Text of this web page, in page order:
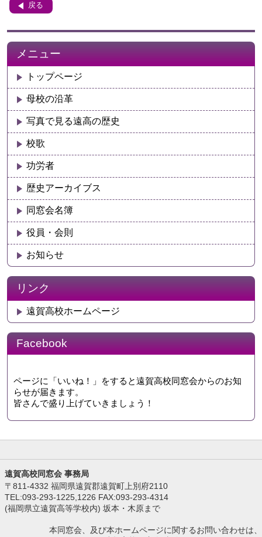
戻る
メニュー
トップページ
母校の沿革
写真で見る遠高の歴史
校歌
功労者
歴史アーカイブス
同窓会名簿
役員・会則
お知らせ
リンク
遠賀高校ホームページ
Facebook
ページに「いいね！」をすると遠賀高校同窓会からのお知
らせが届きます。
皆さんで盛り上げていきましょう！
遠賀高校同窓会 事務局
〒811-4332 福岡県遠賀郡遠賀町上別府2110
TEL:093-293-1225,1226 FAX:093-293-4314
(福岡県立遠賀高等学校内) 坂本・木原まで
本同窓会、及び本ホームページに関するお問い合わせは、